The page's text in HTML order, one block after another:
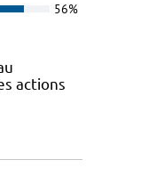
56%
actions